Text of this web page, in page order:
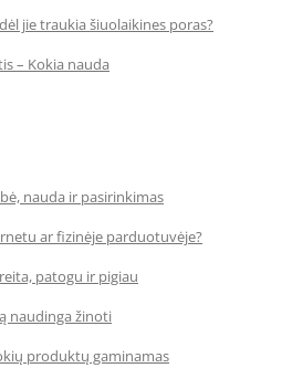
jie traukia šiuolaikines poras?
– Kokia nauda
nauda ir pasirinkimas
ar fizinėje parduotuvėje?
patogu ir pigiau
naudinga žinoti
produktų gaminamas